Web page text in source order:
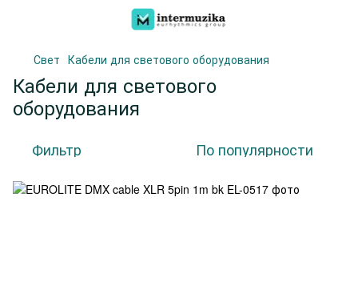
Свет Кабели для светового оборудования
Кабели для светового
оборудования
Фильтр По популярности